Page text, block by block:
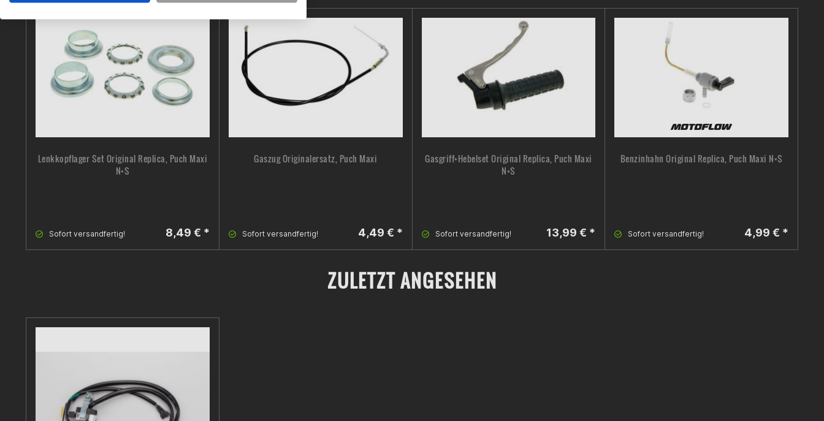
Lenkkopflager Set Original Replica, Puch Maxi
N+S
Sofort versandfertig! 8,49 € *
Gaszug Originalersatz, Puch Maxi
Sofort versandfertig! 4,49 € *
Gasgriff+Hebelset Original Replica, Puch Maxi
N+S
Sofort versandfertig! 13,99 € *
Benzinhahn Original Replica, Puch Maxi N+S
Sofort versandfertig! 4,99 € *
ZULETZT ANGESEHEN